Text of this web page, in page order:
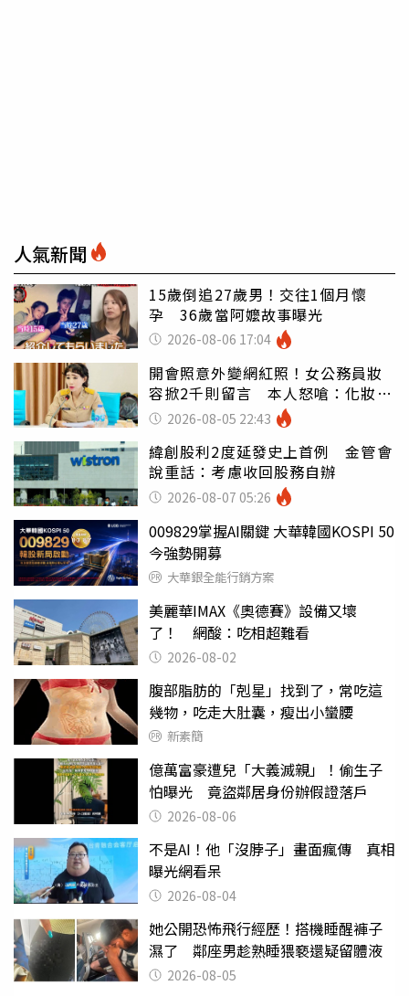
人氣新聞
15歲倒追27歲男！交往1個月懷
孕 36歲當阿嬤故事曝光
2026-08-06 17:04
開會照意外變網紅照！女公務員妝
容掀2千則留言 本人怒嗆：化妝有
錯嗎2026-08-05 22:43
緯創股利2度延發史上首例 金管會
說重話：考慮收回股務自辦
2026-08-07 05:26
009829掌握AI關鍵 大華韓國KOSPI 50
今強勢開募
大華銀全能行銷方案
美麗華IMAX《奧德賽》設備又壞
了！ 網酸：吃相超難看
2026-08-02
腹部脂肪的「剋星」找到了，常吃這
幾物，吃走大肚囊，瘦出小蠻腰
新素簡
億萬富豪遭兒「大義滅親」！偷生子
怕曝光 竟盜鄰居身份辦假證落戶
2026-08-06
不是AI！他「沒脖子」畫面瘋傳 真相
曝光網看呆
2026-08-04
她公開恐怖飛行經歷！搭機睡醒褲子
濕了 鄰座男趁熟睡猥褻還疑留體液
2026-08-05